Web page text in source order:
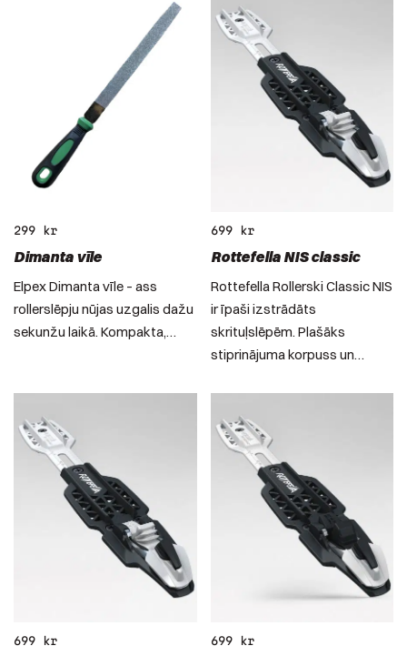
299 kr
Dimanta vīle
Elpex Dimanta vīle – ass
rollerslēpju nūjas uzgalis dažu
sekunžu laikā. Kompakta,…
699 kr
Rottefella NIS classic
Rottefella Rollerski Classic NIS
ir īpaši izstrādāts
skrituļslēpēm. Plašāks
stiprinājuma korpuss un…
699 kr 699 kr